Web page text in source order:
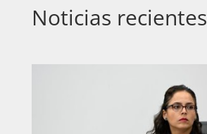
Noticias recientes